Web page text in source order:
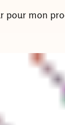
pour mon